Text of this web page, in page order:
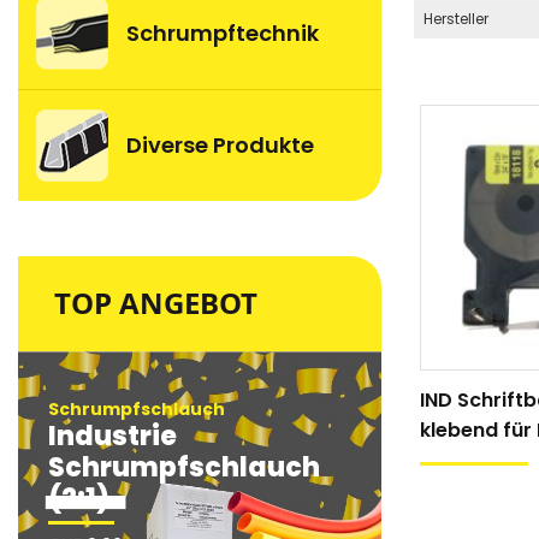
TOP ANGEBOT
Schrumpfschlauch
Industrie
Schrumpfschlauch
(2:1)
Schrumpftechnik
Diverse Produkte
Hersteller
IND
klebend für
Handdrucker